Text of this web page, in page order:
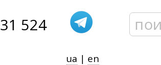
524
ua | en